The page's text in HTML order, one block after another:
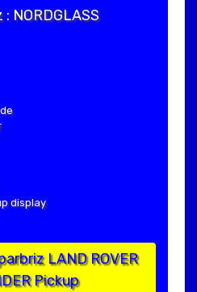
NORDGLASS
display
LAND ROVER
Pickup